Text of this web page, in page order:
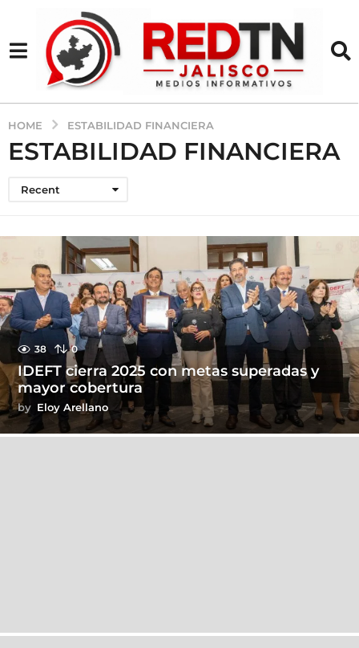
HOME ESTABILIDAD FINANCIERA
ESTABILIDAD FINANCIERA
Recent
38 0
IDEFT cierra 2025 con metas superadas y
mayor cobertura
by Eloy Arellano